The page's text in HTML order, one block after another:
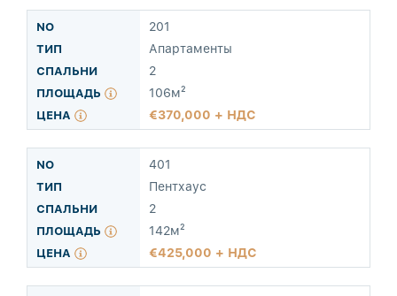
201
Апартаменты
2
106м²
370,000 + НДС